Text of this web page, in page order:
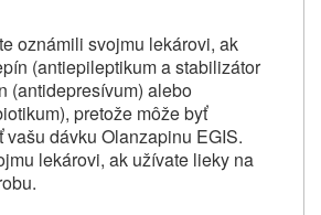
oznámili svojmu lekárovi, ak
(antiepileptikum a stabilizátor
(antidepresívum) alebo
pretože môže byť
vašu dávku Olanzapinu EGIS.
lekárovi, ak užívate lieky na